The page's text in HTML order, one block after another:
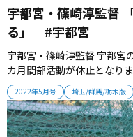
2022年5月号 埼玉/群馬/栃木版
宇都宮・篠崎淳監督
る」 #宇都宮
宇都宮・篠崎淳監督 宇都宮
カ月間部活動が休止となり
や文化、伝統がしっかりと
れました。生徒たちの“炎”
いきたいと思います」 【監
宇都宮南...